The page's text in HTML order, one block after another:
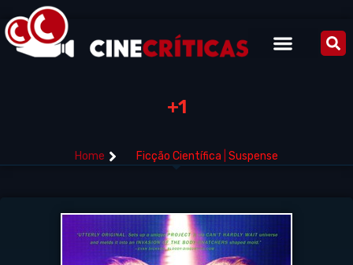
+1
Home Ficção Científica Suspense